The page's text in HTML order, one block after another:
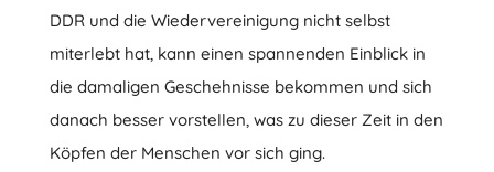
DDR und die Wiedervereinigung nicht selbst
miterlebt hat, kann einen spannenden Einblick in
die damaligen Geschehnisse bekommen und sich
danach besser vorstellen, was zu dieser Zeit in den
Köpfen der Menschen vor sich ging.